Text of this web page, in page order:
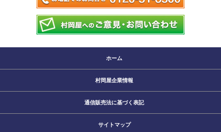
ホーム
村岡屋企業情報
通信販売法に基づく表記
サイトマップ